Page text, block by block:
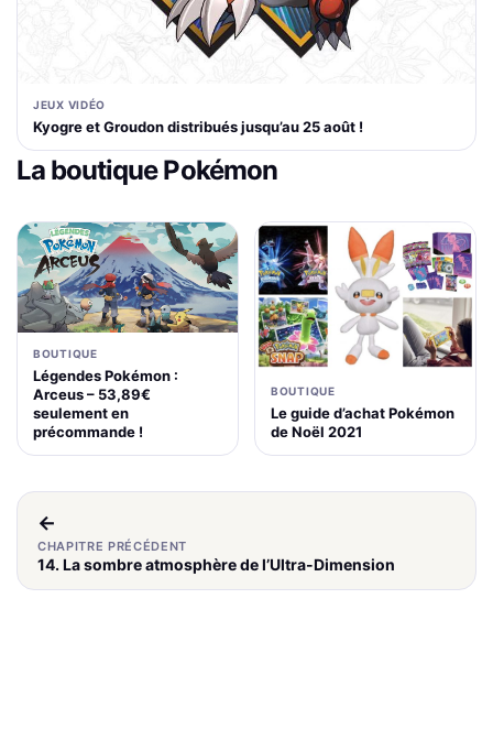
JEUX VIDÉO
Kyogre et Groudon distribués jusqu’au 25 août !
La boutique Pokémon
BOUTIQUE
Légendes Pokémon :
Arceus – 53,89€
seulement en
précommande !
BOUTIQUE
Le guide d’achat Pokémon
de Noël 2021
←
CHAPITRE PRÉCÉDENT
14. La sombre atmosphère de l’Ultra-Dimension